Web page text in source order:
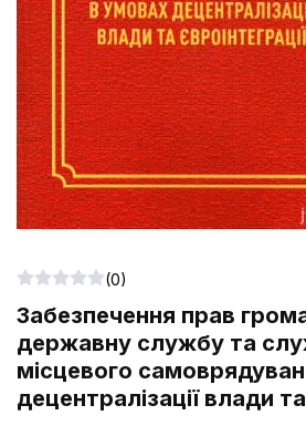
Забезпечення прав
державну службу та
місцевого
децентралізації влади
(0)